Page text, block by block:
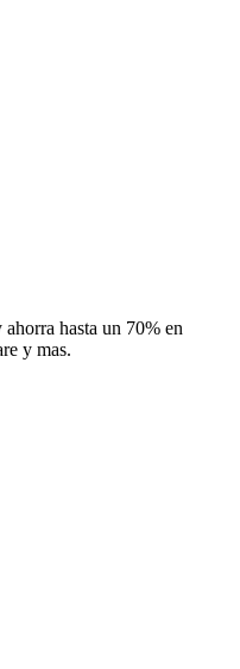
hasta un 70% en
y mas.